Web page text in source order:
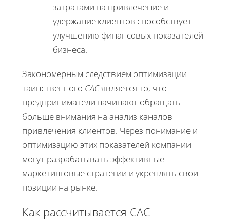
затратами на привлечение и
удержание клиентов способствует
улучшению финансовых показателей
бизнеса.
Закономерным следствием оптимизации
таинственного CACявляется то, что
предприниматели начинают обращать
больше внимания на анализ каналов
привлечения клиентов. Через понимание и
оптимизацию этих показателей компании
могут разрабатывать эффективные
маркетинговые стратегии и укреплять свои
позиции на рынке.
Как рассчитывается CAC